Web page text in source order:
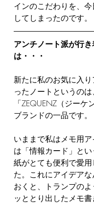
インのこだわりを、
してしまったのです。
アンチノート派が行
は・・・
新たに私のお気に入
ったノートというのは、
「ZEQUENZ（ジーケ
ブランドの一品です。
いままで私はメモ用
は「情報カード」と
紙がとても便利で愛
た。これにアイデア
おくと、トランプの
ッととり出したメモ